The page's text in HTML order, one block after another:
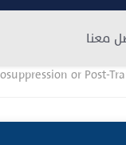
معنا
or Post-